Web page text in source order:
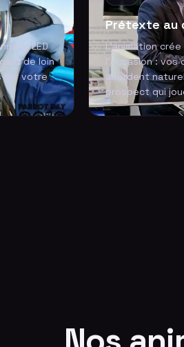
LED
de loin
sur votre
Prétexte au
L'animation
l'occasion : vos
abordent
prospect qui